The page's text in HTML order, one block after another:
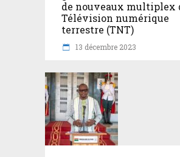
de nouveaux multiplex
Télévision numérique
terrestre (TNT)
13 décembre 2023